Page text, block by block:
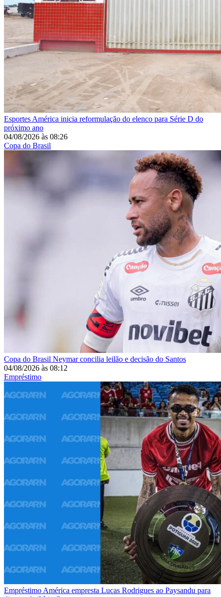
Esportes América inicia reformulação do elenco para Série D do
próximo ano
04/08/2026 às 08:26
Copa do Brasil
Copa do Brasil Neymar concilia leilão e decisão do Santos
04/08/2026 às 08:12
Empréstimo
Empréstimo América empresta Lucas Rodrigues ao Paysandu para